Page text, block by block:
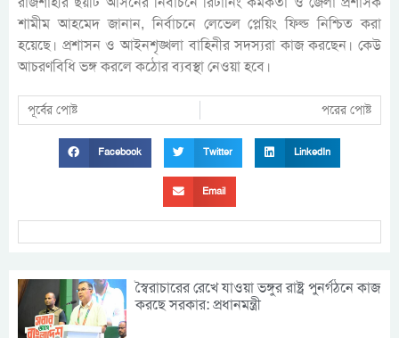
শামীম আহমেদ জানান, নির্বাচনে লেভেল প্লেয়িং ফিল্ড নিশ্চিত করা
হয়েছে। প্রশাসন ও আইনশৃঙ্খলা বাহিনীর সদস্যরা কাজ করছেন। কেউ
আচরণবিধি ভঙ্গ করলে কঠোর ব্যবস্থা নেওয়া হবে।
পূর্বের পোষ্ট পরের পোষ্ট
Facebook Twitter LinkedIn
Email
স্বৈরাচারের রেখে যাওয়া ভঙ্গুর রাষ্ট্র পুনর্গঠনে কাজ
করছে সরকার: প্রধানমন্ত্রী